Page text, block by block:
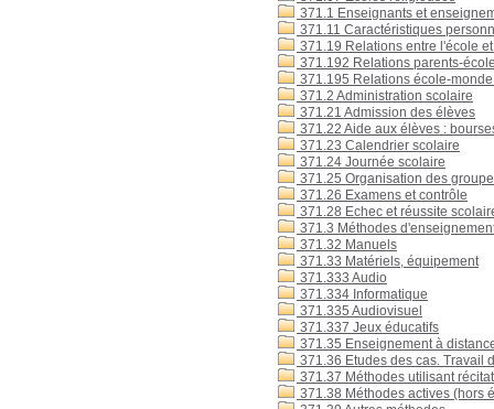
371.1 Enseignants et
371.11 Caractéristiques
371.19 Relations entre l'école
371.192 Relations parents-
371.195 Relations école-
371.2 Administration scolaire
371.21 Admission des élèves
371.22 Aide aux élèves :
371.23 Calendrier scolaire
371.24 Journée scolaire
371.25 Organisation des
371.26 Examens et contrôle
371.28 Echec et réussite
371.3 Méthodes
371.32 Manuels
371.33 Matériels, équipement
371.333 Audio
371.334 Informatique
371.335 Audiovisuel
371.337 Jeux éducatifs
371.35 Enseignement à
371.36 Etudes des cas. Travail
371.37 Méthodes utilisant
371.38 Méthodes actives (hors